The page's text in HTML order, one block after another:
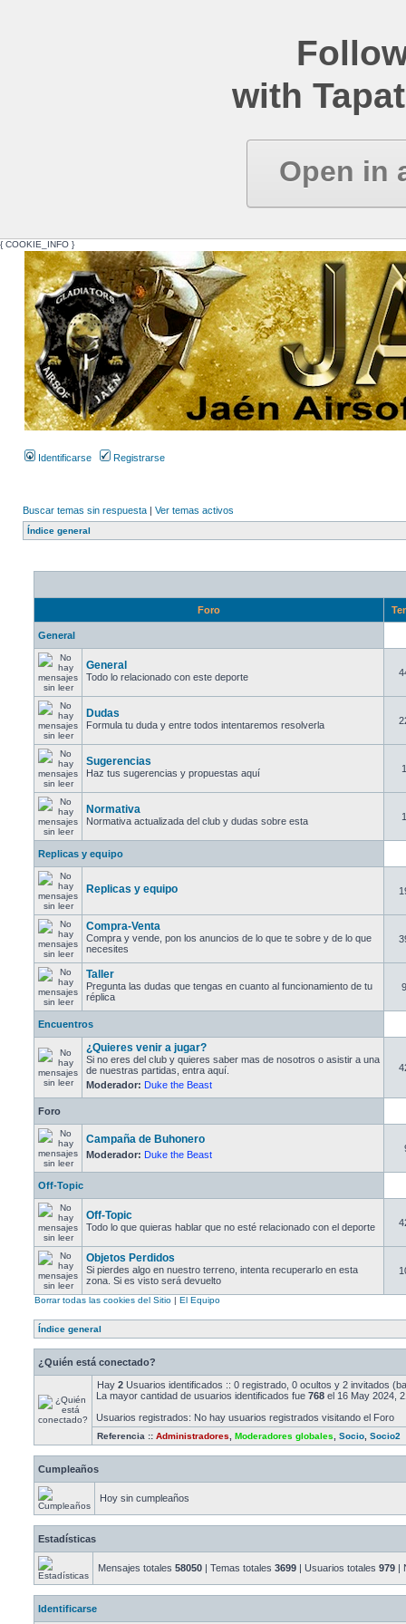
with
Open in
{ COOKIE_INFO }
Identificarse Registrarse
Buscar temas sin respuesta | Ver temas activos
Índice general
Foro
General
General
Todo lo relacionado con este deporte
Dudas
Formula tu duda y entre todos intentaremos resolverla
Sugerencias
Haz tus sugerencias y propuestas aquí
Normativa
Normativa actualizada del club y dudas sobre esta
Replicas y equipo
Replicas y equipo
Compra-Venta
Compra y vende, pon los anuncios de lo que te sobre y de lo que
necesites
Taller
Pregunta las dudas que tengas en cuanto al funcionamiento de tu
réplica
Encuentros
¿Quieres venir a jugar?
Si no eres del club y quieres saber mas de nosotros o asistir a una
de nuestras partidas, entra aquí.
Moderador: Duke the Beast
Foro
Campaña de Buhonero
Moderador: Duke the Beast
Off-Topic
Off-Topic
Todo lo que quieras hablar que no esté relacionado con el deporte
Objetos Perdidos
Si pierdes algo en nuestro terreno, intenta recuperarlo en esta
zona. Si es visto será devuelto
Borrar todas las cookies del Sitio | El Equipo
Índice general
¿Quién está conectado?
Hay 2 Usuarios identificados :: 0 registrado, 0 ocultos y 2 invitados
La mayor cantidad de usuarios identificados fue 768 el 16 May 2024,
Usuarios registrados: No hay usuarios registrados visitando el Foro
Referencia :: Administradores Moderadores globales Socio Socio2
Cumpleaños
Hoy sin cumpleaños
Estadísticas
Mensajes totales 58050 | Temas totales 3699 | Usuarios totales 979 |
Identificarse